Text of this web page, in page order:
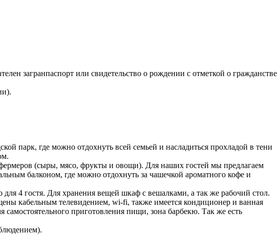
загранпаспорт или свидетельство о рождении с отметкой о гражданстве
парк, где можно отдохнуть всей семьей и насладиться прохладой в тени
(сыры, мясо, фрукты и овощи). Для наших гостей мы предлагаем
балконом, где можно отдохнуть за чашечкой ароматного кофе и
4 гостя. Для хранения вещей шкаф с вешалками, а так же рабочий стол.
кабельным телевидением, wi-fi, также имеется кондиционер и ванная
приготовления пищи, зона барбекю. Так же есть